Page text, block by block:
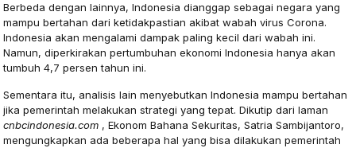
Berbeda dengan lainnya, Indonesia dianggap sebagai negara yang
mampu bertahan dari ketidakpastian akibat wabah virus Corona.
Indonesia akan mengalami dampak paling kecil dari wabah ini.
Namun, diperkirakan pertumbuhan ekonomi Indonesia hanya akan
tumbuh 4,7 persen tahun ini.
Sementara itu, analisis lain menyebutkan Indonesia mampu bertahan
jika pemerintah melakukan strategi yang tepat. Dikutip dari laman
cnbcindonesia.com , Ekonom Bahana Sekuritas, Satria Sambijantoro,
mengungkapkan ada beberapa hal yang bisa dilakukan pemerintah